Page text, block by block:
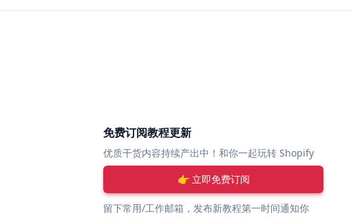
免费订阅教程更新
优质干货内容持续产出中！和你一起玩转 Shopify
👉 立即免费订阅
留下常用/工作邮箱，发布新教程第一时间通知你